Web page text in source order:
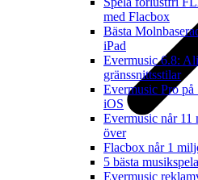
med Flacbox
Bästa
iPad
Evermusic 6.8:
gränssnittsstilar
Evermusic Pro
iOS
Evermusic når 11
över
Flacbox når 1
5 bästa
Evermusic